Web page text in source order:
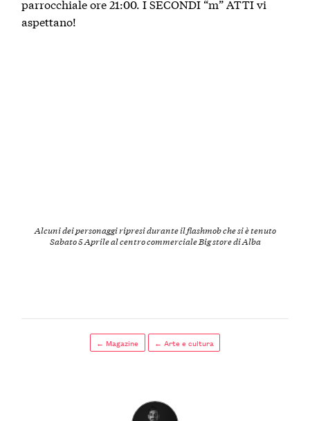
parrocchiale ore 21:00. I SECONDI “m” ATTI vi
aspettano!
Alcuni dei personaggi ripresi durante il flashmob che si è tenuto
Sabato 5 Aprile al centro commerciale Big store di Alba
← Magazine ← Arte e cultura